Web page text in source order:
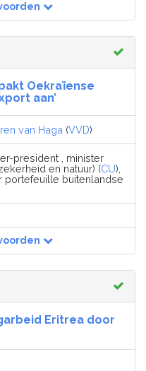
Oekraïense
aan’
van Haga (VVD)
president , minister
en natuur) (CU),
portefeuille buitenlandse
Eritrea door